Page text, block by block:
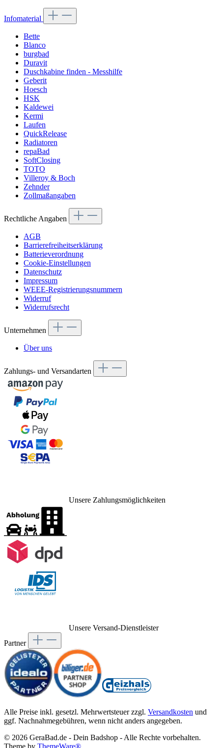
Infomaterial
Bette
Blanco
burgbad
Duravit
Duschkabine finden - Messhilfe
Geberit
Hoesch
HSK
Kaldewei
Kermi
Laufen
QuickRelease
Radiatoren
repaBad
SoftClosing
TOTO
Villeroy & Boch
Zehnder
Zollmaßangaben
Rechtliche Angaben
AGB
Barrierefreiheitserklärung
Batterieverordnung
Cookie-Einstellungen
Datenschutz
Impressum
WEEE-Registrierungsnummern
Widerruf
Widerrufsrecht
Unternehmen
Über uns
Zahlungs- und Versandarten
Unsere Zahlungsmöglichkeiten
Unsere Versand-Dienstleister
Partner
Alle Preise inkl. gesetzl. Mehrwertsteuer zzgl. Versandkosten und
ggf. Nachnahmegebühren, wenn nicht anders angegeben.
© 2026 GeraBad.de - Dein Badshop - Alle Rechte vorbehalten.
Theme by ThemeWare®